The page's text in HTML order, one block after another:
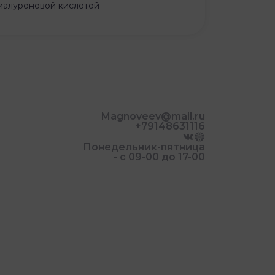
кислотой
Magnoveev@mail.ru
+79148631116
Понедельник-пятница
- с 09-00 до 17-00